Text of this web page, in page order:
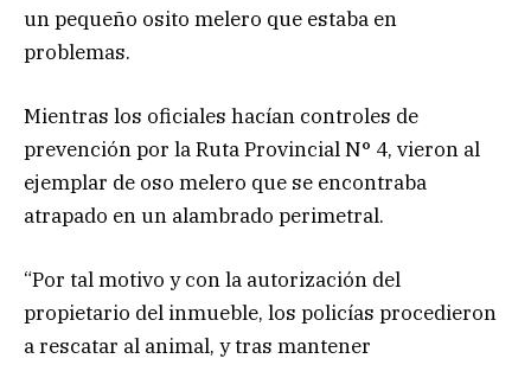
un pequeño osito melero que estaba en
problemas.
Mientras los oficiales hacían controles de
prevención por la Ruta Provincial N° 4, vieron al
ejemplar de oso melero que se encontraba
atrapado en un alambrado perimetral.
“Por tal motivo y con la autorización del
propietario del inmueble, los policías procedieron
a rescatar al animal, y tras mantener